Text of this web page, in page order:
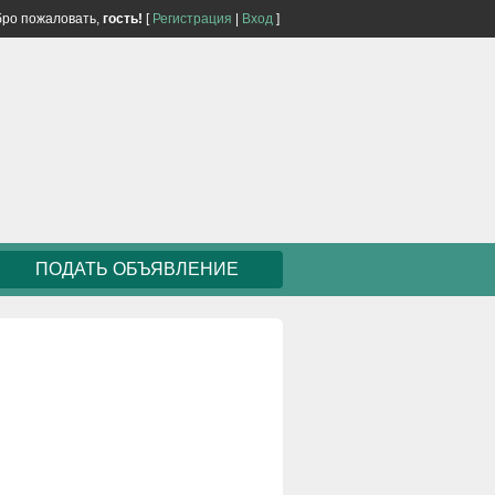
пожаловать, гость! [ Регистрация Вход ]
ПОДАТЬ ОБЪЯВЛЕНИЕ